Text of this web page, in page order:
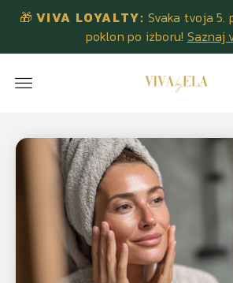
🎁 VIVA LOYALTY: Svaka tvoja
poklon po izboru! Saznaj